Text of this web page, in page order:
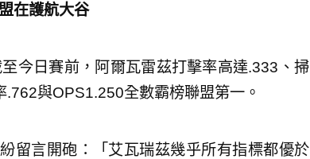
在護航大谷
今日賽前，阿爾瓦雷茲打擊率高達.333、掃
與OPS1.250全數霸榜聯盟第一。
留言開砲：「艾瓦瑞茲幾乎所有指標都優於